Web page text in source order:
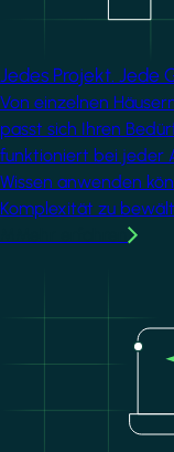
Jedes Projekt. Jede
Von einzelnen
passt sich Ihren
funktioniert bei jeder
Wissen anwenden
Komplexität zu